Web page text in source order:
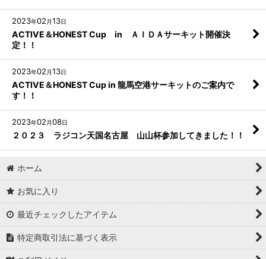
2023年02 月13日
ACTIVE＆HONEST Cup in ＡＩＤＡサーキット開催決
定！！
2023年02 月13日
ACTIVE＆HONEST Cup in 龍馬空港サーキットのご案内で
す！！
2023年02 月08日
２０２３ ラジコン天国名古屋 山山杯参加してきました！！
ホーム
お気に入り
最近チェックしたアイテム
特定商取引法に基づく表示